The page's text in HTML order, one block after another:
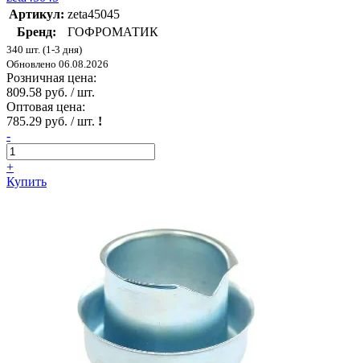
Артикул: zeta45045
Бренд:
ГОФРОМАТИК
340 шт. (1-3 дня)
Обновлено 06.08.2026
Розничная цена:
809.58 руб. / шт.
Оптовая цена:
785.29 руб. / шт. !
-
+
Купить